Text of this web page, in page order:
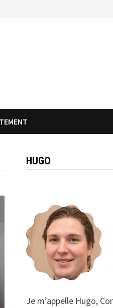
HUGO
Je m’appelle Hugo,